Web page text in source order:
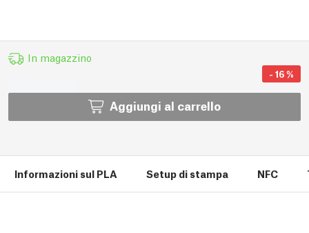
In magazzino
- 16%
Aggiungi al carrello
Informazioni sul PLA Setup di stampa NFC